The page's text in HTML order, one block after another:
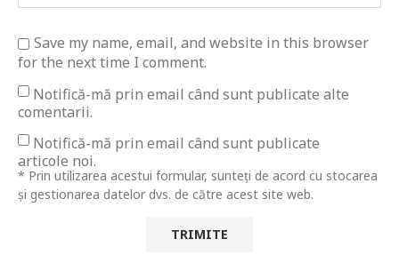
Save my name, email, and website in this browser
for the next time I comment.
Notifică-mă prin email când sunt publicate alte
comentarii.
Notifică-mă prin email când sunt publicate
articole noi.
* Prin utilizarea acestui formular, sunteți de acord cu stocarea
și gestionarea datelor dvs. de către acest site web.